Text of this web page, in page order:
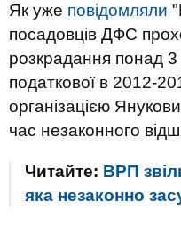
Як уже повідомляли
посадовців ДФС
розкрадання понад
податкової в 2012-
організацією
час незаконного
Читайте: ВРП
яка незаконно